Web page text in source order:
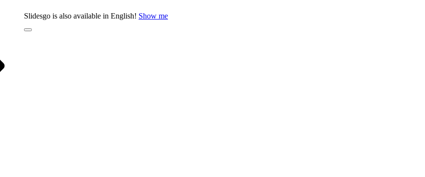
Slidesgo is also available in English! Show me